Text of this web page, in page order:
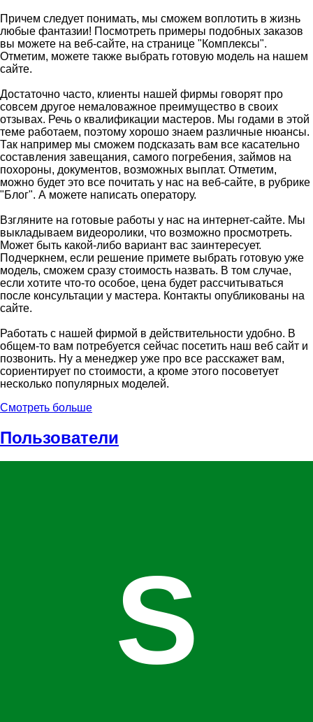
Причем следует понимать, мы сможем воплотить в жизнь
любые фантазии! Посмотреть примеры подобных заказов
вы можете на веб-сайте, на странице "Комплексы".
Отметим, можете также выбрать готовую модель на нашем
сайте.
Достаточно часто, клиенты нашей фирмы говорят про
совсем другое немаловажное преимущество в своих
отзывах. Речь о квалификации мастеров. Мы годами в этой
теме работаем, поэтому хорошо знаем различные нюансы.
Так например мы сможем подсказать вам все касательно
составления завещания, самого погребения, займов на
похороны, документов, возможных выплат. Отметим,
можно будет это все почитать у нас на веб-сайте, в рубрике
"Блог". А можете написать оператору.
Взгляните на готовые работы у нас на интернет-сайте. Мы
выкладываем видеоролики, что возможно просмотреть.
Может быть какой-либо вариант вас заинтересует.
Подчеркнем, если решение примете выбрать готовую уже
модель, сможем сразу стоимость назвать. В том случае,
если хотите что-то особое, цена будет рассчитываться
после консультации у мастера. Контакты опубликованы на
сайте.
Работать с нашей фирмой в действительности удобно. В
общем-то вам потребуется сейчас посетить наш веб сайт и
позвонить. Ну а менеджер уже про все расскажет вам,
сориентирует по стоимости, а кроме этого посоветует
несколько популярных моделей.
Смотреть больше
Пользователи
S